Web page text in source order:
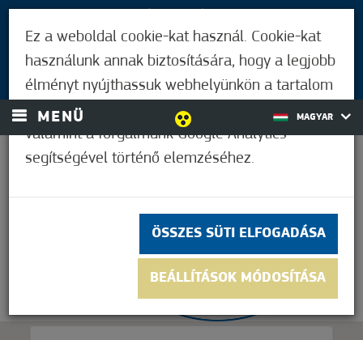
BEJELENTKEZÉS
MENÜ MAGYAR
Ez a weboldal cookie-kat használ. Cookie-kat
használunk annak biztosítására, hogy a legjobb
élményt nyújthassuk webhelyünkön a tartalom
és a hirdetések személyre szabásához,
valamint a forgalmunk Google Analytics
segítségével történő elemzéséhez.
ÖSSZES SÜTI ELFOGADÁSA
BEÁLLÍTÁSOK MÓDOSÍTÁSA